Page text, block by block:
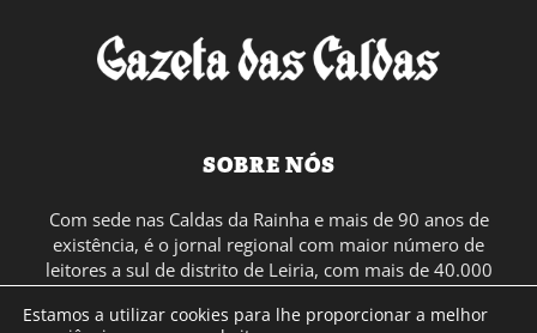
SOBRE NÓS
Com sede nas Caldas da Rainha e mais de 90 anos de
existência, é o jornal regional com maior número de
leitores a sul de distrito de Leiria, com mais de 40.000
em Portugal Continental e assinatura online.
Estamos a utilizar cookies para lhe proporcionar a melhor